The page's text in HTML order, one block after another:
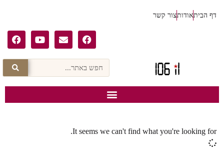
דף הביתאודותצור קשר
It seems we can't find what you're looking for.